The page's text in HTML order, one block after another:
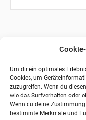
Um dir ein optimales
Cookies, um
zuzugreifen. Wenn du
wie das Surfverhalten oder
Wenn du deine
bestimmte Merkmale und